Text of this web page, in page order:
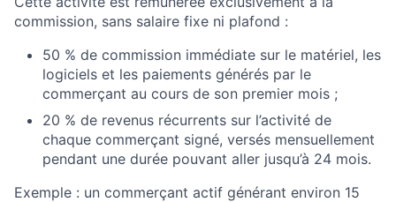
commission, sans salaire fixe ni plafond :
50 % de commission immédiate sur le matériel, les
logiciels et les paiements générés par le
commerçant au cours de son premier mois ;
20 % de revenus récurrents sur l’activité de
chaque commerçant signé, versés mensuellement
pendant une durée pouvant aller jusqu’à 24 mois.
Exemple : un commerçant actif générant environ 15